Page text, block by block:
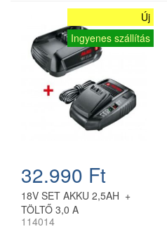
Új
Ingyenes szállítás
32.990 Ft
18V SET AKKU 2,5AH +
TÖLTŐ 3,0 A
114014